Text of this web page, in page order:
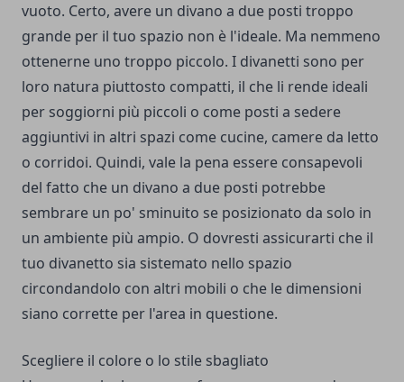
vuoto. Certo, avere un divano a due posti troppo
grande per il tuo spazio non è l'ideale. Ma nemmeno
ottenerne uno troppo piccolo. I divanetti sono per
loro natura piuttosto compatti, il che li rende ideali
per soggiorni più piccoli o come posti a sedere
aggiuntivi in ​​altri spazi come cucine, camere da letto
o corridoi. Quindi, vale la pena essere consapevoli
del fatto che un divano a due posti potrebbe
sembrare un po' sminuito se posizionato da solo in
un ambiente più ampio. O dovresti assicurarti che il
tuo divanetto sia sistemato nello spazio
circondandolo con altri mobili o che le dimensioni
siano corrette per l'area in questione.
Scegliere il colore o lo stile sbagliato